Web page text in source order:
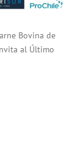
Bovina de
al Último